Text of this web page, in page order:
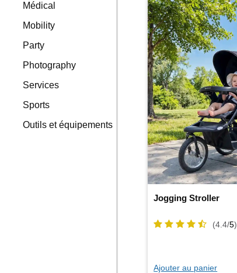
Médical
Mobility
Party
Photography
Services
Sports
Outils et équipements
Jogging Stroller
(4.4/5)
Ajouter au panier